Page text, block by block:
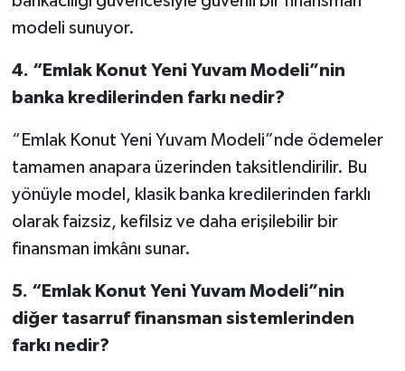
modeli sunuyor.
4. “Emlak Konut Yeni Yuvam Modeli”nin
banka kredilerinden farkı nedir?
“Emlak Konut Yeni Yuvam Modeli”nde ödemeler
tamamen anapara üzerinden taksitlendirilir. Bu
yönüyle model, klasik banka kredilerinden farklı
olarak faizsiz, kefilsiz ve daha erişilebilir bir
finansman imkânı sunar.
5. “Emlak Konut Yeni Yuvam Modeli”nin
diğer tasarruf finansman sistemlerinden
farkı nedir?